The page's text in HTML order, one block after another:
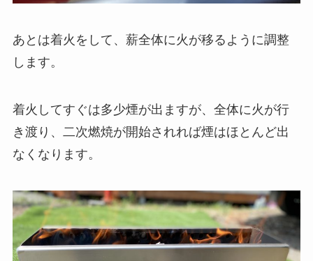
あとは着火をして、薪全体に火が移るように調整
します。
着火してすぐは多少煙が出ますが、全体に火が行
き渡り、二次燃焼が開始されれば煙はほとんど出
なくなります。